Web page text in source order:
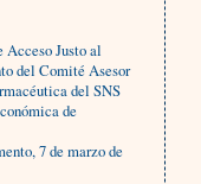
Acceso Justo al
del Comité Asesor
del SNS
de
7 de marzo de